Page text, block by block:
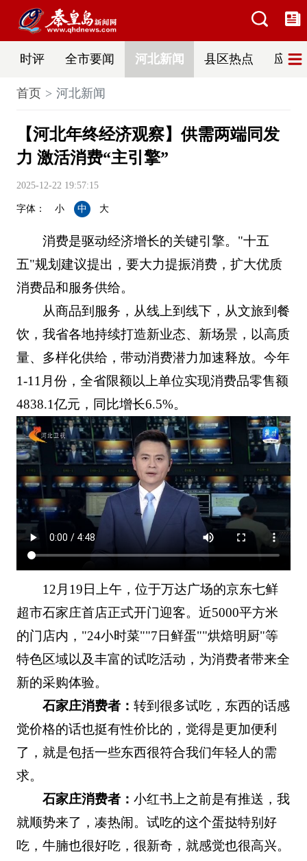
时评 全市要闻 河北新闻 县区热点 应急
首页 河北新闻
【河北年终经济观察】供需两端同发
力 激活消费“主引擎”
2025-12-22 19:57:15
字体： 小 中 大
消费是驱动经济增长的关键引擎。"十五
五"规划建议提出，要大力提振消费，扩大优质
消费品和服务供给。
从商品到服务，从线上到线下，从文旅到餐
饮，我省各地持续打造新业态、新场景，以高质
量、多样化供给，带动消费潜力加速释放。今年
1-11月份，全省限额以上单位实现消费品零售额
4838.1亿元，同比增长6.5%。
12月19日上午，位于万达广场的京东七鲜
超市石家庄首店正式开门迎客。近5000平方米
的门店内，"24小时菜""7日鲜蛋""烘焙明厨"等
特色区域以及丰富的试吃活动，为消费者带来全
新的采购体验。
石家庄消费者：转到很多试吃，东西的话感
觉价格的话也挺有性价比的，觉得是更加便利
了，就是包括一些东西很符合我们年轻人的需
求。
石家庄消费者：小红书上之前是有推送，我
就顺势来了，凑热闹。试吃的这个蛋挞特别好
吃，牛腩也很好吃，很新奇，就感觉也很高兴。